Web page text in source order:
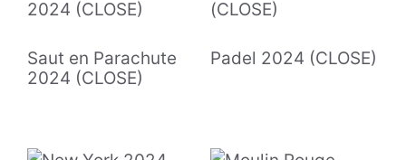
Saut en Parachute
2024 (CLOSE)
Padel 2024 (CLOSE)